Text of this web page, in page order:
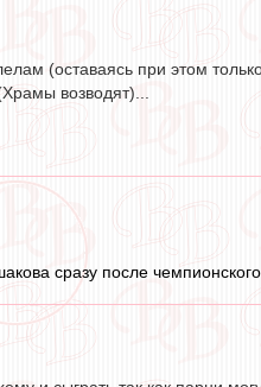
(оставаясь при этом
возводят)...
сразу после чемпионского